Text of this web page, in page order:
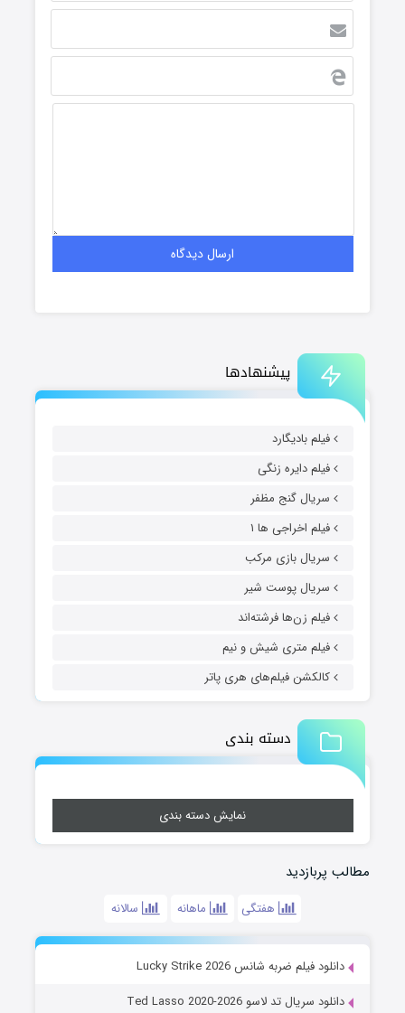
پیشنهادها
فیلم بادیگارد
فیلم دایره زنگی
سریال گنج مظفر
فیلم اخراجی ها ۱
سریال بازی مرکب
سریال پوست شیر
فیلم زن‌ها فرشته‌اند
فیلم متری شیش و نیم
کالکشن فیلم‌های هری پاتر
دسته بندی
نمایش دسته بندی
مطالب پربازدید
هفتگی ماهانه سالانه
دانلود فیلم ضربه شانس Lucky Strike 2026
دانلود سریال تد لاسو Ted Lasso 2020-2026